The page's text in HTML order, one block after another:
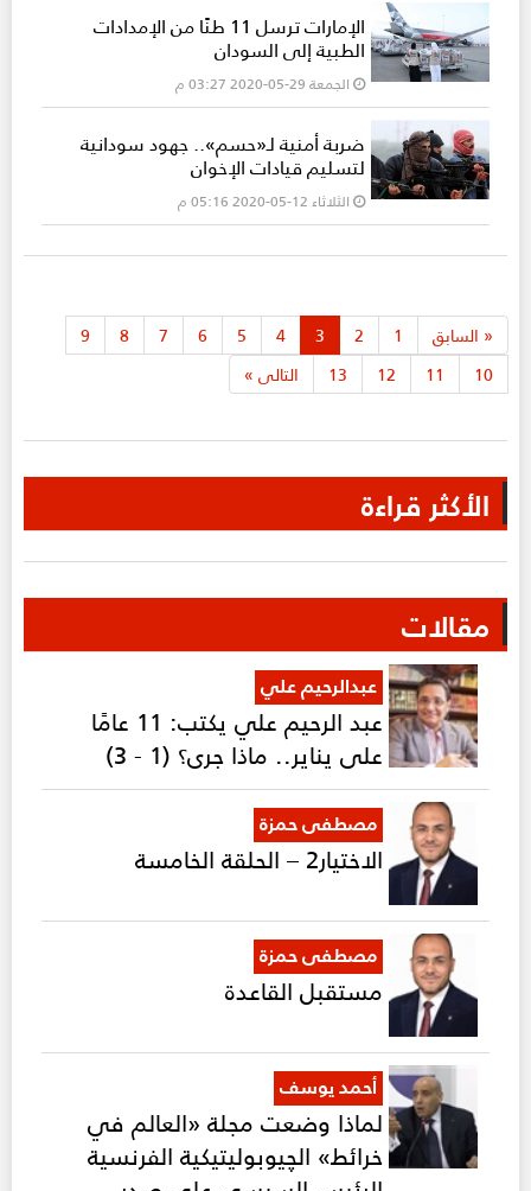
الإمارات ترسل 11 طنًا من الإمدادات
الطبية إلى السودان
الجمعة 29-05-2020 03:27 م
ضربة أمنية لـ«حسم».. جهود سودانية
لتسليم قيادات الإخوان
الثلاثاء 12-05-2020 05:16 م
« السابق 1
2
3
4
5
6
7
8
9
10
11
12
13 التالى»
الأكثر قراءة
مقالات
عبدالرحيم علي
عبد الرحيم علي يكتب: 11 عامًا
على يناير.. ماذا جرى؟ (1 - 3)
مصطفى حمزة
الاختيار2 – الحلقة الخامسة
مصطفى حمزة
مستقبل القاعدة
أحمد يوسف
لماذا وضعت مجلة «العالم في
خرائط» الچيوبوليتيكية الفرنسية